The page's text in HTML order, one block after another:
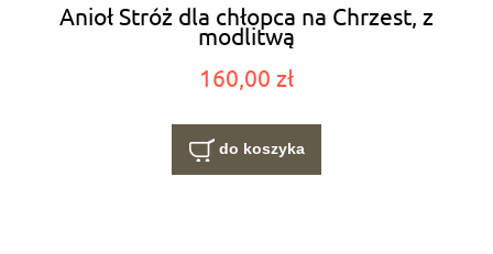
Anioł Stróż dla chłopca na Chrzest, z
modlitwą
160,00 zł
do koszyka